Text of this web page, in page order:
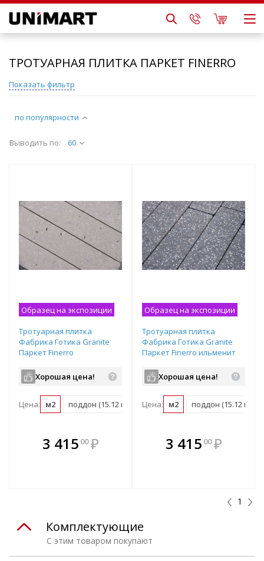
ТРОТУАРНАЯ ПЛИТКА ПАРКЕТ FINERRO
по популярности
Выводить по: 60
Образец на экспозиции
Тротуарная плитка
Фабрика Готика Granite
Паркет Finerro
прокрас 300х100х60 мм
Хорошая цена!
Цена: м2 поддон (15.12 м2)
3 415 00 ₽
В комплекте
всегда выгоднее!
Образец на экспозиции
Тротуарная плитка
Фабрика Готика Granite
Паркет Finerro ильменит
300х100х60 мм
Хорошая цена!
Цена: м2 поддон (15.12 м2)
В комплекте
всегда выгоднее!
3 415 00 ₽
1
Показать фильтр
С этим товаром покупают
Комплектующие